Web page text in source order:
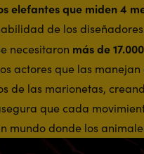
elefantes que miden 4
de los
necesitaron más de
actores que las
de las marionetas,
que cada
mundo donde los